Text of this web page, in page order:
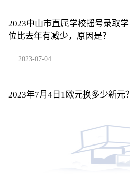
2023中山市直属学校摇号录取学
位比去年有减少，原因是？
2023-07-04
2023年7月4日1欧元换多少新元？